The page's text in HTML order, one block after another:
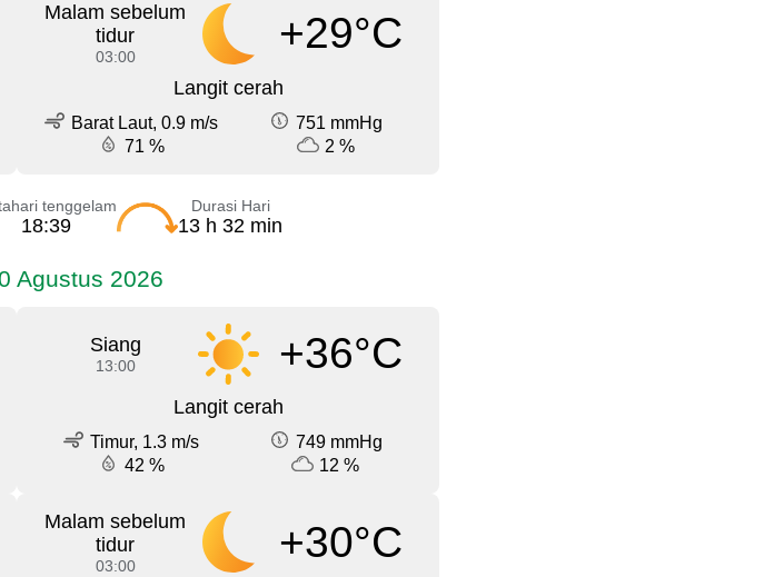
Malam sebelum
tidur
03:00 +29°C
Langit cerah
Barat Laut, 0.9 m/s
751 mmHg
71 %
2 %
tenggelam
18:39
Durasi Hari
13 h 32 min
Agustus 2026
Siang
13:00 +36°C
Langit cerah
Timur, 1.3 m/s
749 mmHg
42 %
12 %
Malam sebelum
tidur
03:00 +30°C